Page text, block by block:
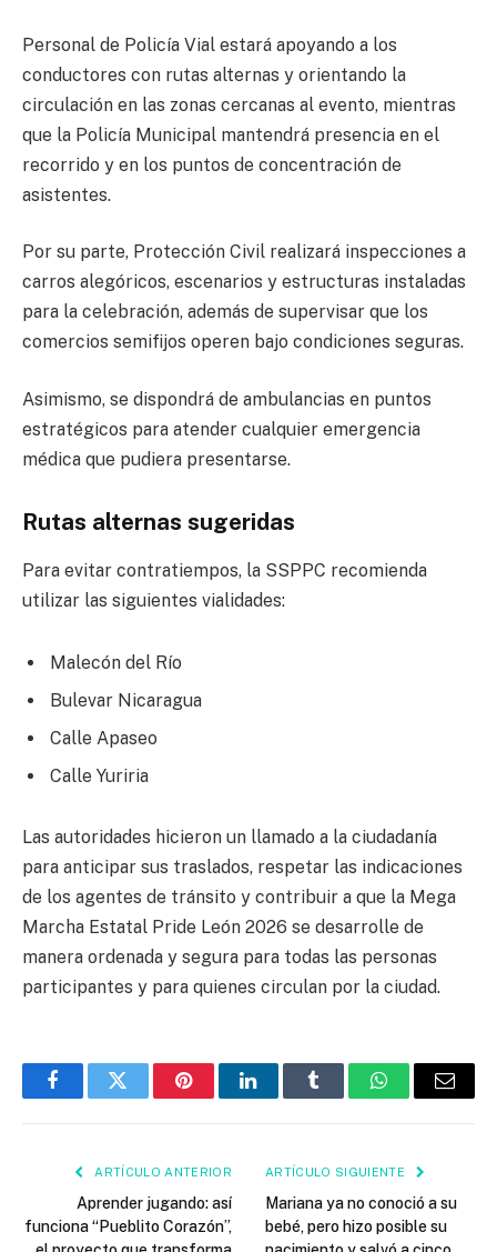
Personal de Policía Vial estará apoyando a los
conductores con rutas alternas y orientando la
circulación en las zonas cercanas al evento, mientras
que la Policía Municipal mantendrá presencia en el
recorrido y en los puntos de concentración de
asistentes.
Por su parte, Protección Civil realizará inspecciones a
carros alegóricos, escenarios y estructuras instaladas
para la celebración, además de supervisar que los
comercios semifijos operen bajo condiciones seguras.
Asimismo, se dispondrá de ambulancias en puntos
estratégicos para atender cualquier emergencia
médica que pudiera presentarse.
Rutas alternas sugeridas
Para evitar contratiempos, la SSPPC recomienda
utilizar las siguientes vialidades:
Malecón del Río
Bulevar Nicaragua
Calle Apaseo
Calle Yuriria
Las autoridades hicieron un llamado a la ciudadanía
para anticipar sus traslados, respetar las indicaciones
de los agentes de tránsito y contribuir a que la Mega
Marcha Estatal Pride León 2026 se desarrolle de
manera ordenada y segura para todas las personas
participantes y para quienes circulan por la ciudad.
FacebookTwitter PinterestLinkedInTumblr WhatsAppEmail
ARTÍCULO ANTERIOR
Aprender jugando: así
funciona “Pueblito Corazón”,
ARTÍCULO SIGUIENTE
Mariana ya no conoció a su
bebé, pero hizo posible su